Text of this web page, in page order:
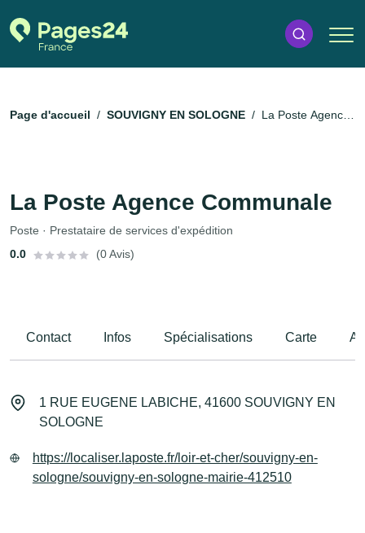
Page d'accueil SOUVIGNY EN SOLOGNE
La Poste Agence
La Poste Agence Communale
Poste · Prestataire de services d'expédition
0.0
(0 Avis)
Contact Infos Spécialisations Carte
1 RUE EUGENE LABICHE, 41600 SOUVIGNY EN
SOLOGNE
https://localiser.laposte.fr/loir-et-cher/souvigny-en-
sologne/souvigny-en-sologne-mairie-412510